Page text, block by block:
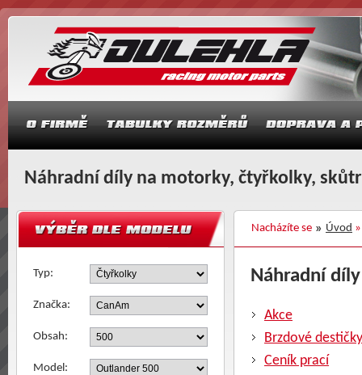
Náhradní díly na motorky, čtyřkolky,
Nacházíte se Úvod
Typ:
Značka:
Obsah:
Model:
Náhradní
Akce
Brzdové destičky
Ceník prací